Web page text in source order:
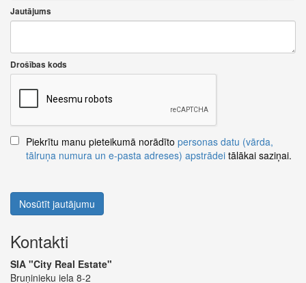
Jautājums
Drošības kods
Piekrītu manu pieteikumā norādīto personas datu (vārda,
tālruņa numura un e-pasta adreses) apstrādei tālākai saziņai.
Nosūtīt jautājumu
Kontakti
SIA "City Real Estate"
Bruņinieku iela 8-2